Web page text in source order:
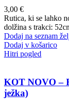
3,00 €
Rutica, ki se lahko
dolžina s trakci:
Dodaj na seznam
Dodaj v košarico
Hitri pogled
KOT NOVO –
ježka)